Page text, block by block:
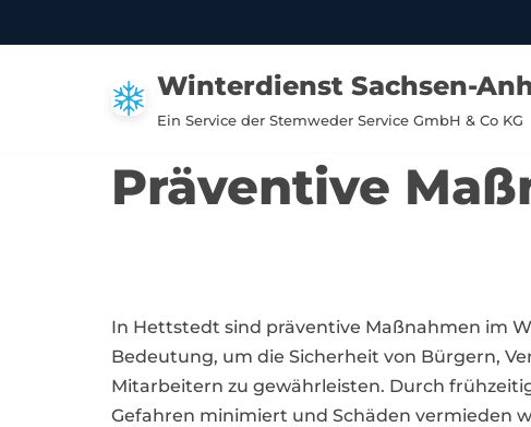
Winterdienst Sachsen-
Ein Service der Stemweder Service GmbH & Co KG
Präventive
In Hettstedt sind präventive Maßnahmen im
Bedeutung, um die Sicherheit von Bürgern,
Mitarbeitern zu gewährleisten. Durch
Gefahren minimiert und Schäden vermieden